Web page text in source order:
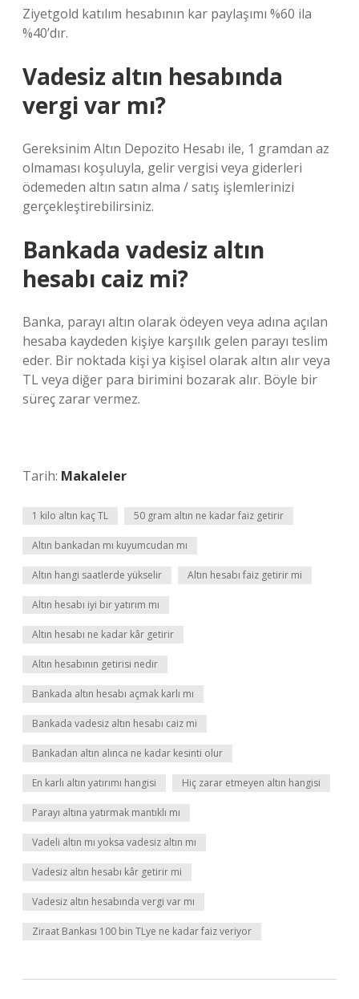
Ziyetgold katılım hesabının kar paylaşımı %60 ila
%40’dır.
Vadesiz altın hesabında
vergi var mı?
Gereksinim Altın Depozito Hesabı ile, 1 gramdan az
olmaması koşuluyla, gelir vergisi veya giderleri
ödemeden altın satın alma / satış işlemlerinizi
gerçekleştirebilirsiniz.
Bankada vadesiz altın
hesabı caiz mi?
Banka, parayı altın olarak ödeyen veya adına açılan
hesaba kaydeden kişiye karşılık gelen parayı teslim
eder. Bir noktada kişi ya kişisel olarak altın alır veya
TL veya diğer para birimini bozarak alır. Böyle bir
süreç zarar vermez.
Tarih: Makaleler
1 kilo altın kaç TL 50 gram altın ne kadar faiz getirir
Altın bankadan mı kuyumcudan mı
Altın hangi saatlerde yükselir Altın hesabı faiz getirir mi
Altın hesabı iyi bir yatırım mı
Altın hesabı ne kadar kâr getirir
Altın hesabının getirisi nedir
Bankada altın hesabı açmak karlı mı
Bankada vadesiz altın hesabı caiz mi
Bankadan altın alınca ne kadar kesinti olur
En karlı altın yatırımı hangisi Hiç zarar etmeyen altın hangisi
Parayı altına yatırmak mantıklı mı
Vadeli altın mı yoksa vadesiz altın mı
Vadesiz altın hesabı kâr getirir mi
Vadesiz altın hesabında vergi var mı
Ziraat Bankası 100 bin TLye ne kadar faiz veriyor